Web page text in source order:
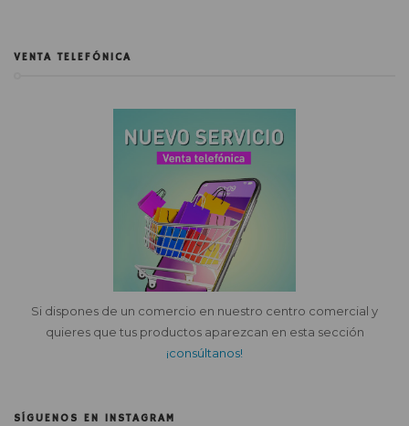
VENTA TELEFÓNICA
Si dispones de un comercio en nuestro centro comercial y
quieres que tus productos aparezcan en esta sección
¡consúltanos!
SÍGUENOS EN INSTAGRAM